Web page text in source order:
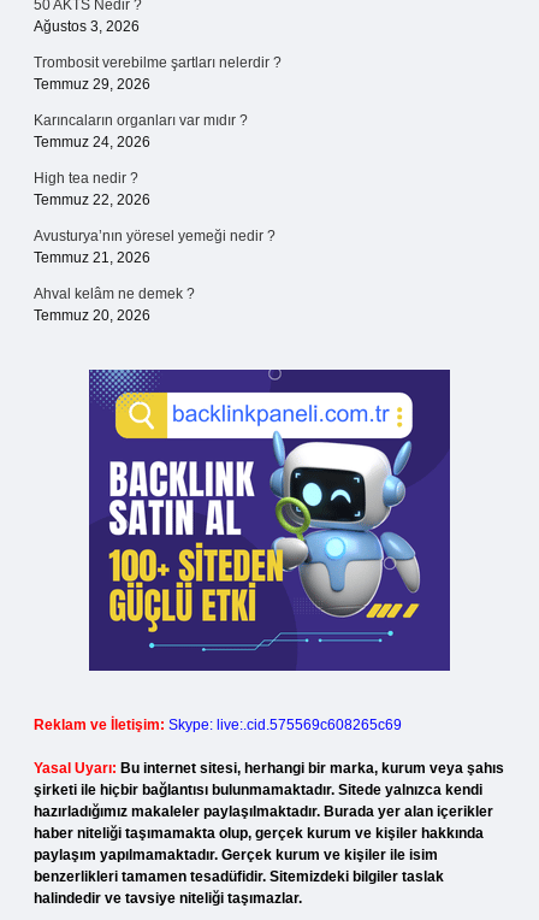
50 AKTS Nedir ?
Ağustos 3, 2026
Trombosit verebilme şartları nelerdir ?
Temmuz 29, 2026
Karıncaların organları var mıdır ?
Temmuz 24, 2026
High tea nedir ?
Temmuz 22, 2026
Avusturya’nın yöresel yemeği nedir ?
Temmuz 21, 2026
Ahval kelâm ne demek ?
Temmuz 20, 2026
Reklam ve İletişim: Skype: live:.cid.575569c608265c69
Yasal Uyarı: Bu internet sitesi, herhangi bir marka, kurum veya şahıs
şirketi ile hiçbir bağlantısı bulunmamaktadır. Sitede yalnızca kendi
hazırladığımız makaleler paylaşılmaktadır. Burada yer alan içerikler
haber niteliği taşımamakta olup, gerçek kurum ve kişiler hakkında
paylaşım yapılmamaktadır. Gerçek kurum ve kişiler ile isim
benzerlikleri tamamen tesadüfidir. Sitemizdeki bilgiler taslak
halindedir ve tavsiye niteliği taşımazlar.